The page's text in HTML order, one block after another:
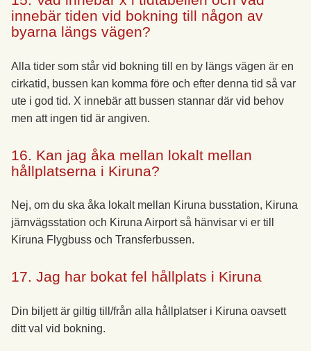
innebär tiden vid bokning till någon av
byarna längs vägen?
Alla tider som står vid bokning till en by längs vägen är en
cirkatid, bussen kan komma före och efter denna tid så var
ute i god tid. X innebär att bussen stannar där vid behov
men att ingen tid är angiven.
16. Kan jag åka mellan lokalt mellan
hållplatserna i Kiruna?
Nej, om du ska åka lokalt mellan Kiruna busstation, Kiruna
järnvägsstation och Kiruna Airport så hänvisar vi er till
Kiruna Flygbuss och Transferbussen.
17. Jag har bokat fel hållplats i Kiruna
Din biljett är giltig till/från alla hållplatser i Kiruna oavsett
ditt val vid bokning.